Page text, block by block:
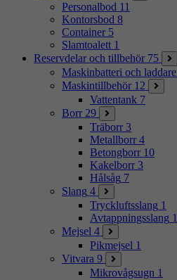
Personalbod 11
Kontorsbod 8
Container 5
Slamtoalett 1
Reservdelar och tillbehör 75
Maskinbatteri och laddare
Maskintillbehör 12
Vattentank 7
Borr 29
Träborr 3
Metallborr 4
Betongborr 10
Kakelborr 3
Hålsåg 7
Slang 4
Tryckluftsslang 1
Avtappningsslang 1
Mejsel 4
Pikmejsel 1
Vitvara 9
Mikrovågsugn 1